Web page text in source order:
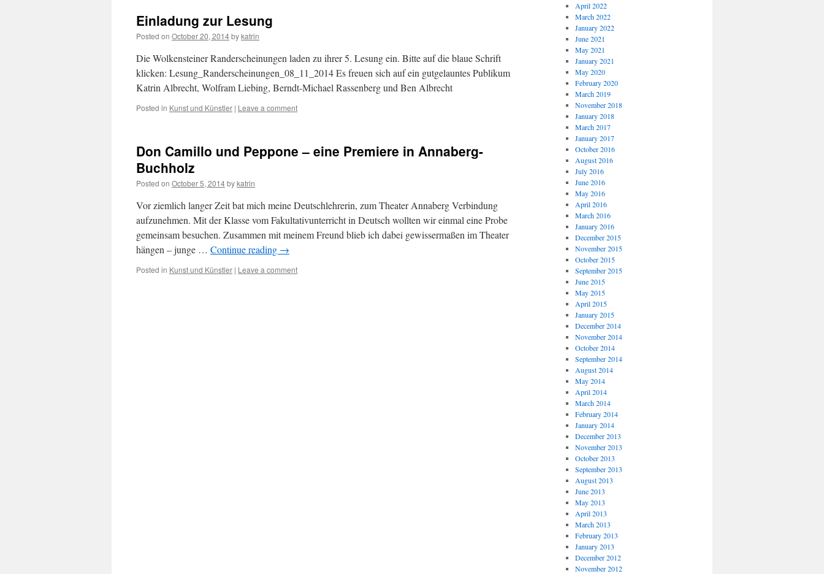
Einladung zur Lesung
Posted on October 20, 2014bykatrin
Die Wolkensteiner Randerscheinungen laden zu ihrer 5. Lesung ein. Bitte auf die blaue Schrift
klicken: Lesung_Randerscheinungen_08_11_2014 Es freuen sich auf ein gutgelauntes Publikum
Katrin Albrecht, Wolfram Liebing, Berndt-Michael Rassenberg und Ben Albrecht
Posted in Kunst und Künstler | Leave a comment
Don Camillo und Peppone – eine Premiere in Annaberg-
Buchholz
Posted on October 5, 2014bykatrin
Vor ziemlich langer Zeit bat mich meine Deutschlehrerin, zum Theater Annaberg Verbindung
aufzunehmen. Mit der Klasse vom Fakultativunterricht in Deutsch wollten wir einmal eine Probe
gemeinsam besuchen. Zusammen mit meinem Freund blieb ich dabei gewissermaßen im Theater
hängen – junge … Continue reading →
Posted in Kunst und Künstler | Leave a comment
April 2022
March 2022
January 2022
June 2021
May 2021
January 2021
May 2020
February 2020
March 2019
November 2018
January 2018
March 2017
January 2017
October 2016
August 2016
July 2016
June 2016
May 2016
April 2016
March 2016
January 2016
December 2015
November 2015
October 2015
September 2015
June 2015
May 2015
April 2015
January 2015
December 2014
November 2014
October 2014
September 2014
August 2014
May 2014
April 2014
March 2014
February 2014
January 2014
December 2013
November 2013
October 2013
September 2013
August 2013
June 2013
May 2013
April 2013
March 2013
February 2013
January 2013
December 2012
November 2012